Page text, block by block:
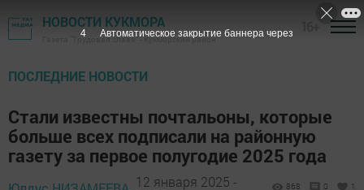
НОВОСТИ КУКМОРА
Газета "Трудовая слава" - Кукморский район
ПОСЛЕДНИЕ НОВОСТИ
Стали известны почтальоны, которые
больше всех подписали на районную
газету за первое полугодие 2025 года
12 января 2025 -
868 0 1
2 Автоматическое закрытие баннера через